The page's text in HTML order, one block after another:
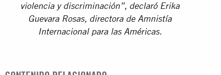
violencia y discriminación”, declaró Erika
Guevara Rosas, directora de Amnistía
Internacional para las Américas.